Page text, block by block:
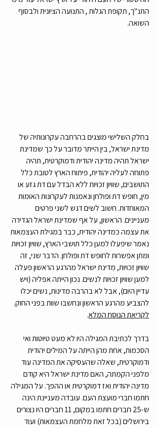
התנ"ך, תקופת הגלות , התנועה הציונית ולבסוף
השואה.
בחלק השלישי מוצגים בהרחבה עקרונותיה של
מדינת ישראל, בין הייתר מדובר על כך שמדינת
ישראל תהיה מדינה יהודית ודמוקרטית, תהיה
פתוחה לעליה יהודית, פיתוח הארץ לטובת כלל
התושבים, שוויון זכויות ללא הבדל עם דת גזע או
מין, חופש דת ופולחן ונאמנות לעקרונות האומות
המאוחדות. חשוב לשים דגש לשני פרטים
מעניינים. הראשון, על אף שמדינת ישראל הגדירה
את עצמה כמדינה יהודית, כבר במגילת העצמאות
נאמר שיפעלו למען כלל תושבי הארץ, שוויון זכויות
ומתן אפשרות לחופש דת ופולחן. הדבר שני, זה
שוויון זכויות, מדינת ישראל מהרגע הראשון פעלה
למען שוויון זכויות לנשים. נכון הייתה אפליה (ויש
עדיין היום), אבל לא בהרבה מדינות, נשים יכלו
להצביע מהרגע הראשון ונחשבו שוות בפני החוק.
לקריאת הנוסח המלא.
בדרך לכתיבת המגילה היו לא מעט טיוטות ואי
הסכמות, אחת מהן הייתה על המילים יהודית
ודמוקרטית, שאלה שהעסיקה את המדינה עוד
מלפני הקמתה, האם מדינת ישראל היא קודם
מדינה יהודית ואז דמוקרטית או ההפך. על המגילה
חתמו חברי מועצת העם. עובדה מעניינת הינה
ש-25 חברים חתמו במקום, 11 חברים היו נצורים
בירושלים (בכל זאת מלחמת העצמאות) ועוד